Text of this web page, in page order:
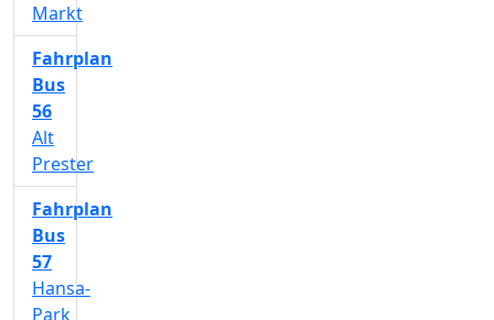
Markt
Fahrplan
Bus
56
Alt
Prester
Fahrplan
Bus
57
Hansa-
Park